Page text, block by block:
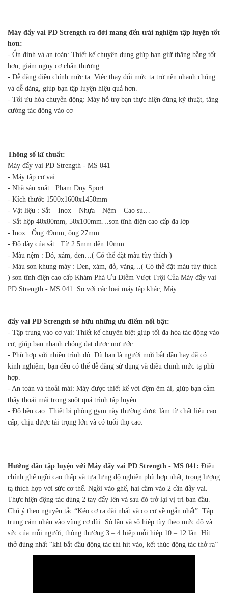
Máy đẩy vai PD Strength ra đời mang đến trải nghiệm tập luyện tốt
hơn:
- Ổn định và an toàn: Thiết kế chuyên dụng giúp bạn giữ thăng bằng tốt
hơn, giảm nguy cơ chấn thương.
- Dễ dàng điều chỉnh mức tạ: Việc thay đổi mức tạ trở nên nhanh chóng
và dễ dàng, giúp bạn tập luyện hiệu quả hơn.
- Tối ưu hóa chuyển động: Máy hỗ trợ bạn thực hiện đúng kỹ thuật, tăng
cường tác động vào cơ
Thông số kĩ thuất:
Máy đẩy vai PD Strength - MS 041
- Máy tập cơ vai
- Nhà sản xuất : Phạm Duy Sport
- Kích thước 1500x1600x1450mm
- Vật liệu : Sắt – Inox – Nhựa – Nệm – Cao su…
- Sắt hộp 40x80mm, 50x100mm…sơn tĩnh điện cao cấp đa lớp
- Inox : Ống 49mm, ống 27mm...
- Độ dày của sắt : Từ 2.5mm đến 10mm
- Màu nệm : Đỏ, xám, đen…( Có thể đặt màu tùy thích )
- Màu sơn khung máy : Đen, xám, đỏ, vàng…( Có thể đặt màu tùy thích
) sơn tĩnh điện cao cấp Khám Phá Ưu Điểm Vượt Trội Của Máy đẩy vai
PD Strength - MS 041: So với các loại máy tập khác, Máy
đẩy vai PD Strength sở hữu những ưu điểm nổi bật:
- Tập trung vào cơ vai: Thiết kế chuyên biệt giúp tối đa hóa tác động vào
cơ, giúp bạn nhanh chóng đạt được mơ ước.
- Phù hợp với nhiều trình độ: Dù bạn là người mới bắt đầu hay đã có
kinh nghiệm, bạn đều có thể dễ dàng sử dụng và điều chỉnh mức tạ phù
hợp.
- An toàn và thoải mái: Máy được thiết kế với đệm êm ái, giúp bạn cảm
thấy thoải mái trong suốt quá trình tập luyện.
- Độ bền cao: Thiết bị phòng gym này thường được làm từ chất liệu cao
cấp, chịu được tải trọng lớn và có tuổi thọ cao.
Hướng dẫn tập luyện với Máy đẩy vai PD Strength - MS 041: Điều
chỉnh ghế ngồi cao thấp và tựa lưng độ nghiên phù hợp nhất, trọng lượng
tạ thích hợp với sức cơ thể. Ngồi vào ghế, hai cầm vào 2 cần đẩy vai.
Thực hiện động tác dùng 2 tay đẩy lên và sau đó trở lại vị trí ban đầu.
Chú ý theo nguyên tắc “Kéo cơ ra dài nhất và co cơ về ngắn nhất”. Tập
trung cảm nhận vào vùng cơ đùi. Sô lần và số hiệp tùy theo mức độ và
sức của mỗi người, thông thường 3 – 4 hiệp mỗi hiệp 10 – 12 lần. Hít
thở đúng nhất “khi bắt đầu động tác thì hít vào, kết thúc động tác thở ra”